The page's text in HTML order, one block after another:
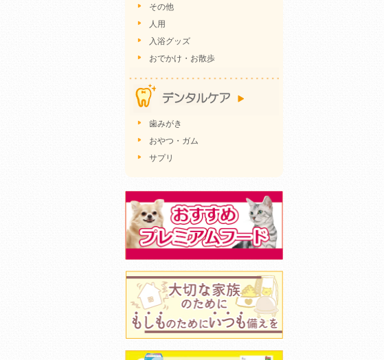
その他
人用
入浴グッズ
おでかけ・お散歩
歯みがき
おやつ・ガム
サプリ